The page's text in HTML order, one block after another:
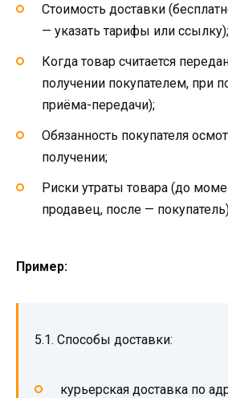
Стоимость доставки
— указать тарифы или ссылку);
Когда товар считается
получении покупателем, при
приёма-передачи);
Обязанность покупателя
получении;
Риски утраты товара (до
продавец, после —
Пример:
5.1. Способы доставки:
курьерская доставка по